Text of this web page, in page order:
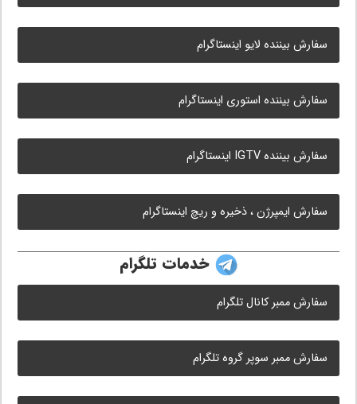
سفارش بیننده لایو اینستاگرام
سفارش بیننده استوری اینستاگرام
سفارش بیننده IGTV اینستاگرام
سفارش ایمپرژن ، ذخیره و ریچ اینستاگرام
خدمات تلگرام
سفارش ممبر کانال تلگرام
سفارش ممبر سوپر گروه تلگرام